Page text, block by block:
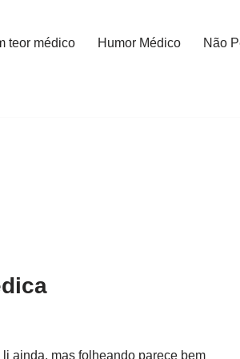
teor médico Humor Médico Não
ainda, mas folheando parece bem